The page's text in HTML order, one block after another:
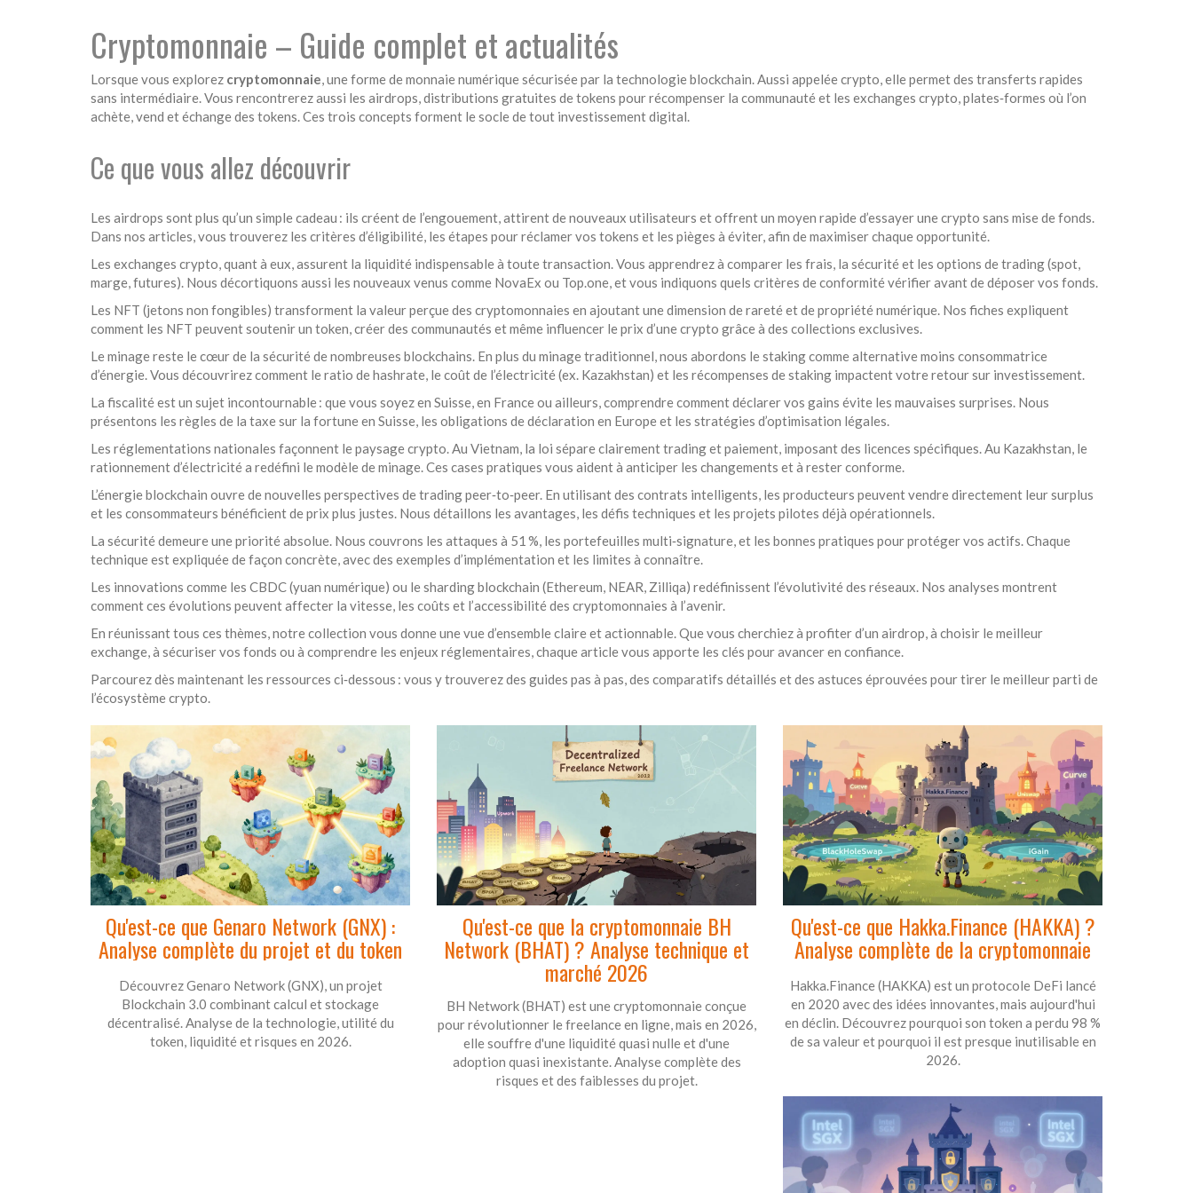
Cryptomonnaie – Guide complet et actualités
Lorsque vous explorez cryptomonnaie,une forme de monnaie numérique sécurisée par la technologie blockchain. Aussi appeléecrypto, elle permet des transferts rapides
sans intermédiaire.Vous rencontrerez aussi les airdrops,distributions gratuites de tokens pour récompenser la communauté et les exchanges crypto,plates‑formes où l’on
achète, vend et échange des tokens. Ces trois concepts forment le socle de tout investissement digital.
Ce que vous allez découvrir
Les airdrops sont plus qu’un simple cadeau : ils créent de l’engouement, attirent de nouveaux utilisateurs et offrent un moyen rapide d’essayer une crypto sans mise de fonds.
Dans nos articles, vous trouverez les critères d’éligibilité, les étapes pour réclamer vos tokens et les pièges à éviter, afin de maximiser chaque opportunité.
Les exchanges crypto, quant à eux, assurent la liquidité indispensable à toute transaction. Vous apprendrez à comparer les frais, la sécurité et les options de trading (spot,
marge, futures). Nous décortiquons aussi les nouveaux venus comme NovaEx ou Top.one, et vous indiquons quels critères de conformité vérifier avant de déposer vos fonds.
Les NFT (jetons non fongibles) transforment la valeur perçue des cryptomonnaies en ajoutant une dimension de rareté et de propriété numérique. Nos fiches expliquent
comment les NFT peuvent soutenir un token, créer des communautés et même influencer le prix d’une crypto grâce à des collections exclusives.
Le minage reste le cœur de la sécurité de nombreuses blockchains. En plus du minage traditionnel, nous abordons le staking comme alternative moins consommatrice
d’énergie. Vous découvrirez comment le ratio de hashrate, le coût de l’électricité (ex. Kazakhstan) et les récompenses de staking impactent votre retour sur investissement.
La fiscalité est un sujet incontournable : que vous soyez en Suisse, en France ou ailleurs, comprendre comment déclarer vos gains évite les mauvaises surprises. Nous
présentons les règles de la taxe sur la fortune en Suisse, les obligations de déclaration en Europe et les stratégies d’optimisation légales.
Les réglementations nationales façonnent le paysage crypto. Au Vietnam, la loi sépare clairement trading et paiement, imposant des licences spécifiques. Au Kazakhstan, le
rationnement d’électricité a redéfini le modèle de minage. Ces cases pratiques vous aident à anticiper les changements et à rester conforme.
L’énergie blockchain ouvre de nouvelles perspectives de trading peer‑to‑peer. En utilisant des contrats intelligents, les producteurs peuvent vendre directement leur surplus
et les consommateurs bénéficient de prix plus justes. Nous détaillons les avantages, les défis techniques et les projets pilotes déjà opérationnels.
La sécurité demeure une priorité absolue. Nous couvrons les attaques à 51 %, les portefeuilles multi‑signature, et les bonnes pratiques pour protéger vos actifs. Chaque
technique est expliquée de façon concrète, avec des exemples d’implémentation et les limites à connaître.
Les innovations comme les CBDC (yuan numérique) ou le sharding blockchain (Ethereum, NEAR, Zilliqa) redéfinissent l’évolutivité des réseaux. Nos analyses montrent
comment ces évolutions peuvent affecter la vitesse, les coûts et l’accessibilité des cryptomonnaies à l’avenir.
En réunissant tous ces thèmes, notre collection vous donne une vue d’ensemble claire et actionnable. Que vous cherchiez à profiter d’un airdrop, à choisir le meilleur
exchange, à sécuriser vos fonds ou à comprendre les enjeux réglementaires, chaque article vous apporte les clés pour avancer en confiance.
Parcourez dès maintenant les ressources ci‑dessous : vous y trouverez des guides pas à pas, des comparatifs détaillés et des astuces éprouvées pour tirer le meilleur parti de
l’écosystème crypto.
Qu'est-ce que Genaro Network (GNX) :
Analyse complète du projet et du token
Découvrez Genaro Network (GNX), un projet
Blockchain 3.0 combinant calcul et stockage
décentralisé. Analyse de la technologie, utilité du
token, liquidité et risques en 2026.
Qu'est-ce que la cryptomonnaie BH
Network (BHAT) ? Analyse technique et
marché 2026
BH Network (BHAT) est une cryptomonnaie conçue
pour révolutionner le freelance en ligne, mais en 2026,
elle souffre d'une liquidité quasi nulle et d'une
adoption quasi inexistante. Analyse complète des
risques et des faiblesses du projet.
Qu'est-ce que Hakka.Finance (HAKKA) ?
Analyse complète de la cryptomonnaie
Hakka.Finance (HAKKA) est un protocole DeFi lancé
en 2020 avec des idées innovantes, mais aujourd'hui
en déclin. Découvrez pourquoi son token a perdu 98 %
de sa valeur et pourquoi il est presque inutilisable en
2026.